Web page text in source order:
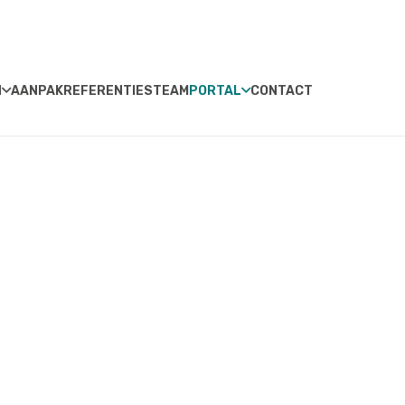
AANPAKREFERENTIESTEAM PORTAL CONTACT